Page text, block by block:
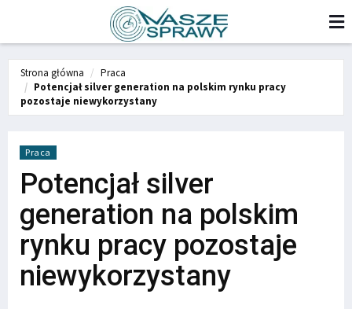
Strona główna
Praca
Potencjał silver generation na polskim rynku pracy
pozostaje niewykorzystany
Praca
Potencjał silver
generation na polskim
rynku pracy pozostaje
niewykorzystany